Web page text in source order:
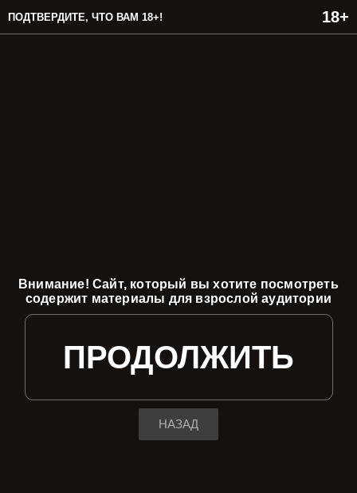
ПОДТВЕРДИТЕ, ЧТО ВАМ 18+!
Внимание! Сайт, который вы хотите посмотреть
содержит материалы для взрослой аудитории
ПРОДОЛЖИТЬ
НАЗАД